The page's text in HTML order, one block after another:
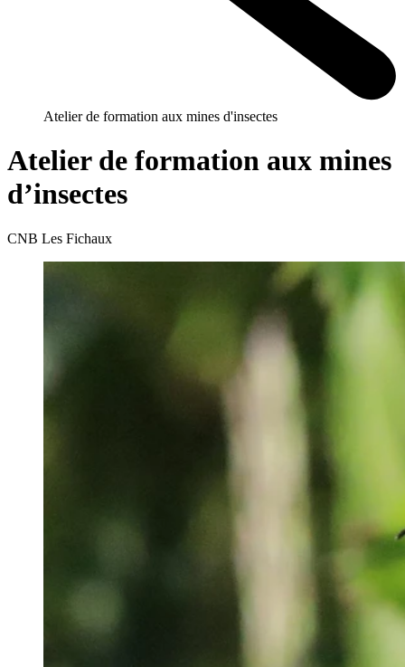
Atelier de formation aux mines d'insectes
Atelier de formation aux mines
d’insectes
CNB Les Fichaux